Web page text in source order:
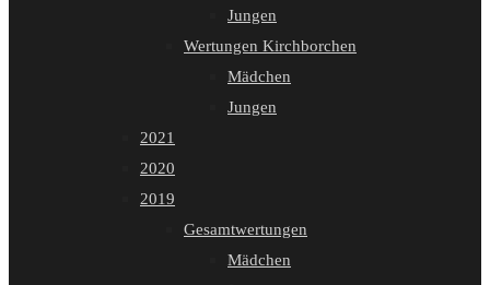
Jungen
Wertungen Kirchborchen
Mädchen
Jungen
2021
2020
2019
Gesamtwertungen
Mädchen